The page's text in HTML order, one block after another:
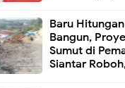
Baru
Bangun,
Sumut di
Siantar